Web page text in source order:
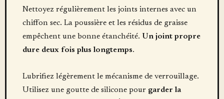
Nettoyez régulièrement les joints internes avec un
chiffon sec. La poussière et les résidus de graisse
empêchent une bonne étanchéité. Un joint propre
dure deux fois plus longtemps.
Lubrifiez légèrement le mécanisme de verrouillage.
Utilisez une goutte de silicone pour garder la